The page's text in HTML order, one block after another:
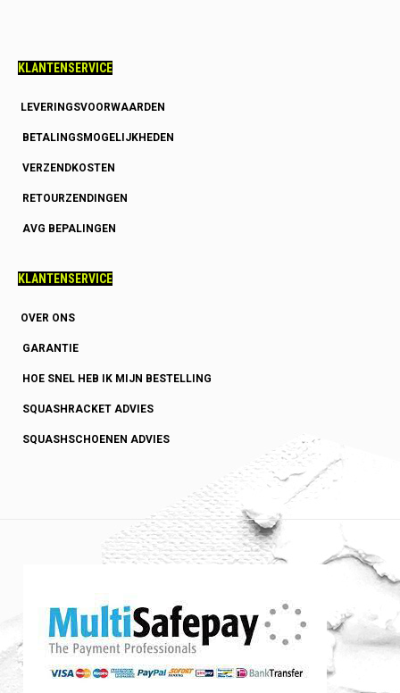
KLANTENSERVICE
LEVERINGSVOORWAARDEN
BETALINGSMOGELIJKHEDEN
VERZENDKOSTEN
RETOURZENDINGEN
AVG BEPALINGEN
KLANTENSERVICE
OVER ONS
GARANTIE
HOE SNEL HEB IK MIJN BESTELLING
SQUASHRACKET ADVIES
SQUASHSCHOENEN ADVIES